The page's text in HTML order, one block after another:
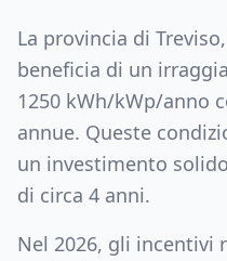
La provincia di Treviso
beneficia di un
1250 kWh/kWp/anno
annue. Queste
un investimento
di circa 4 anni.
Nel 2026, gli incentivi